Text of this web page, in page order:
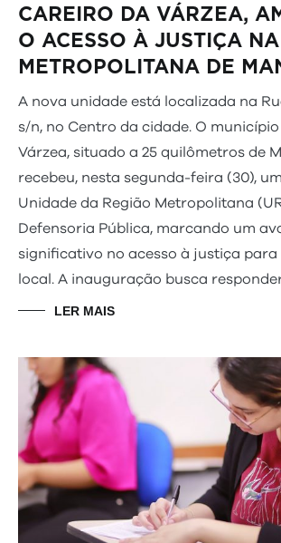
CAREIRO DA VÁRZEA,
O ACESSO À JUSTIÇA
METROPOLITANA DE
A nova unidade está localizada na
s/n, no Centro da cidade. O
Várzea, situado a 25 quilômetros de
recebeu, nesta segunda-feira (30),
Unidade da Região Metropolitana
Defensoria Pública, marcando um
significativo no acesso à justiça
local. A inauguração busca
LER MAIS